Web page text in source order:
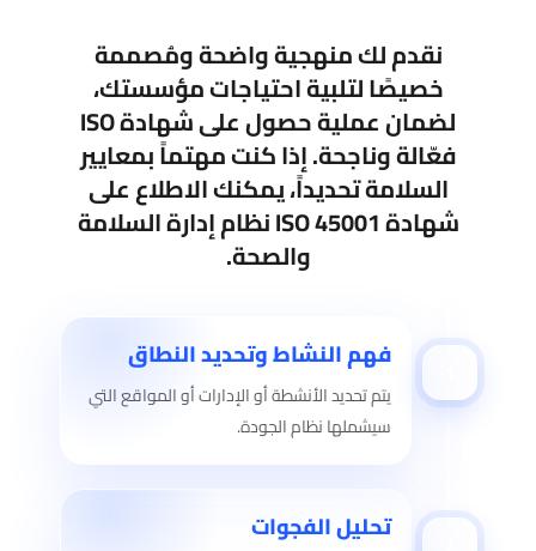
نقدم لك منهجية واضحة ومُصممة
خصيصًا لتلبية احتياجات مؤسستك،
لضمان عملية حصول على شهادة ISO
فعّالة وناجحة. إذا كنت مهتماً بمعايير
السلامة تحديداً، يمكنك الاطلاع على
شهادة ISO 45001 نظام إدارة السلامة
والصحة.
فهم النشاط وتحديد النطاق
يتم تحديد الأنشطة أو الإدارات أو المواقع التي
سيشملها نظام الجودة.
تحليل الفجوات